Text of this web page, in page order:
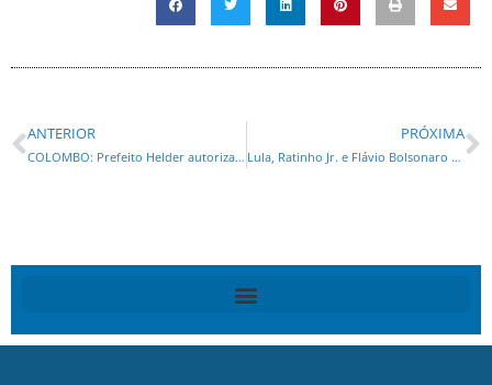
ANTERIOR
COLOMBO: Prefeito Helder autoriza construção do CMEI Monza e readequação do CMEI Antônio Brejeski
PRÓXIMA
Lula, Ratinho Jr. e Flávio Bolsonaro empatam tecnicamente em cenários para 2026, aponta pesquisa Gerp